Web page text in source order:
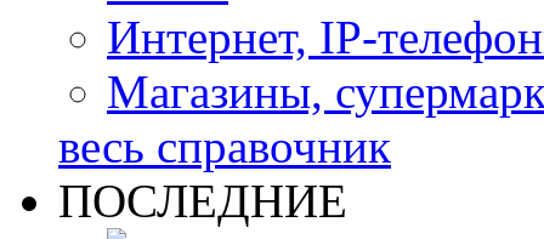
Интернет, IP-
Магазины,
весь справочник
ПОСЛЕДНИЕ